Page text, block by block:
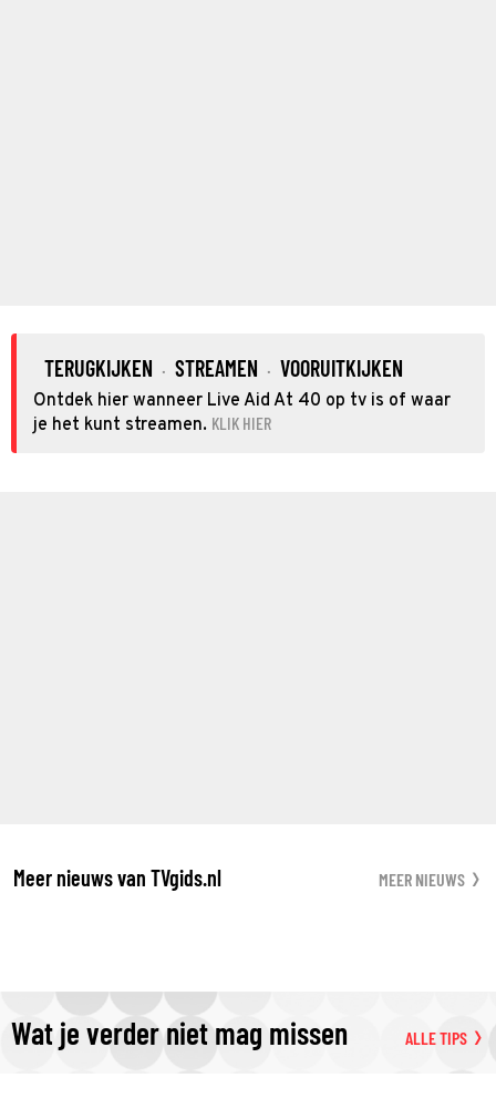
TERUGKIJKEN · STREAMEN · VOORUITKIJKEN
Ontdek hier wanneer Live Aid At 40 op tv is of waar
je het kunt streamen. KLIK HIER
Meer nieuws van TVgids.nl MEER NIEUWS
Wat je verder niet mag missen ALLE TIPS